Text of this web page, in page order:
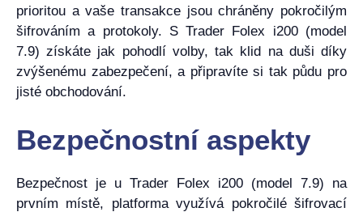
prioritou a vaše transakce jsou chráněny pokročilým
šifrováním a protokoly. S Trader Folex i200 (model
7.9) získáte jak pohodlí volby, tak klid na duši díky
zvýšenému zabezpečení, a připravíte si tak půdu pro
jisté obchodování.
Bezpečnostní aspekty
Bezpečnost je u Trader Folex i200 (model 7.9) na
prvním místě, platforma využívá pokročilé šifrovací